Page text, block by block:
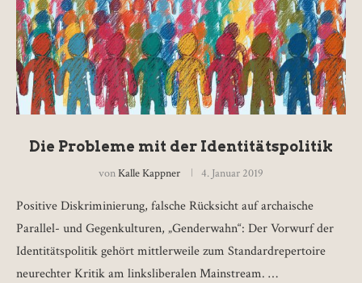
Die Probleme mit der Identitätspolitik
vonKalle Kappner 4. Januar 2019
Positive Diskriminierung, falsche Rücksicht auf archaische
Parallel- und Gegenkulturen, „Genderwahn“: Der Vorwurf der
Identitätspolitik gehört mittlerweile zum Standardrepertoire
neurechter Kritik am linksliberalen Mainstream. …